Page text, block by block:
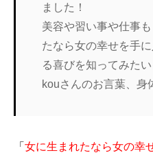
ました！
美容や習い事や仕事
たなら女の幸せを手
る喜びを知ってみたい
kouさんのお言葉、身
「 女に生まれたなら女の幸